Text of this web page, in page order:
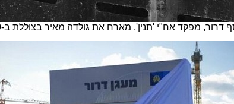
דרור, מפקד אח"י 'תנין', מארח את גולדה מאיר בצוללת ב-1959